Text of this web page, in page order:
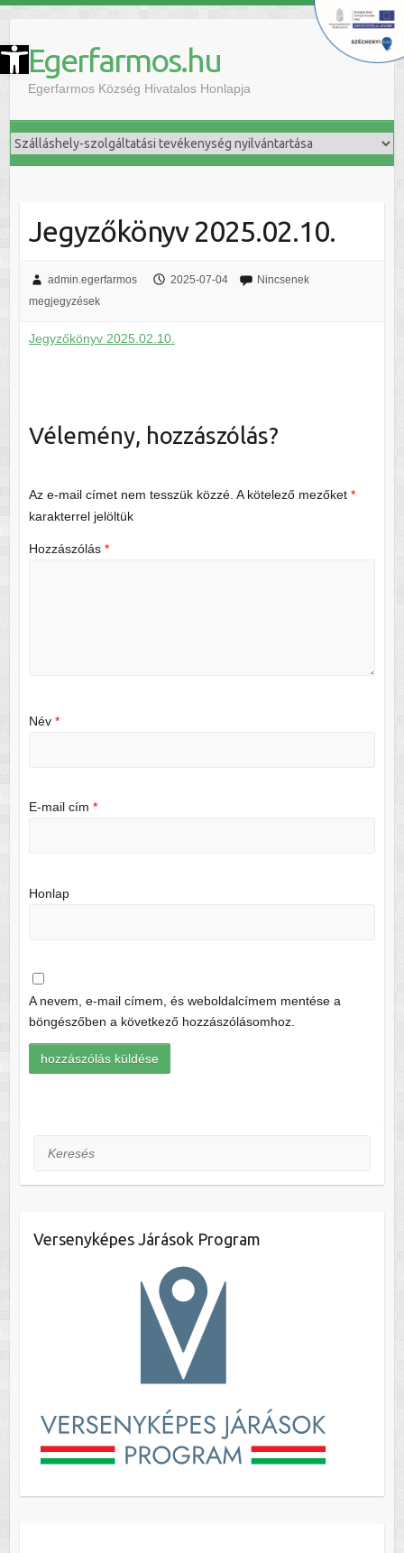
Eszköztár megnyitása Egerfarmos.hu
Egerfarmos Község Hivatalos Honlapja
Jegyzőkönyv 2025.02.10.
admin.egerfarmos 2025-07-04
Nincsenek
megjegyzések
Jegyzőkönyv 2025.02.10.
Vélemény, hozzászólás?
Az e-mail címet nem tesszük közzé. A kötelező mezőket *
karakterrel jelöltük
Hozzászólás *
Név *
E-mail cím *
Honlap
A nevem, e-mail címem, és weboldalcímem mentése a
böngészőben a következő hozzászólásomhoz.
Keresés
Versenyképes Járások Program